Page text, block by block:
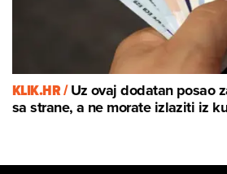
KLIK.HR /Uz ovaj dodatan posao
sa strane, a ne morate izlaziti iz